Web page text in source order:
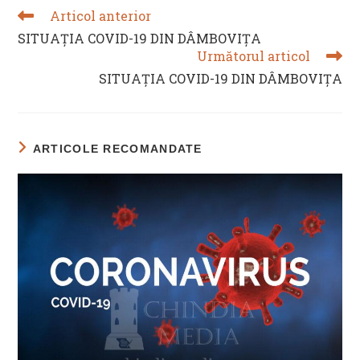
READ
ARTICLES
Articol anterior
SITUAȚIA COVID-19 DIN DÂMBOVIȚA
Următorul articol
SITUAȚIA COVID-19 DIN DÂMBOVIȚA
ARTICOLE RECOMANDATE